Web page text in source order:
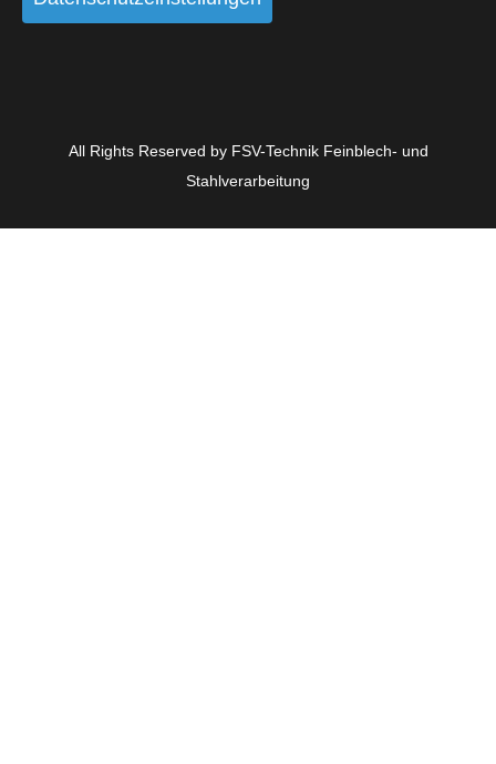
All Rights Reserved by FSV-Technik Feinblech- und
Stahlverarbeitung